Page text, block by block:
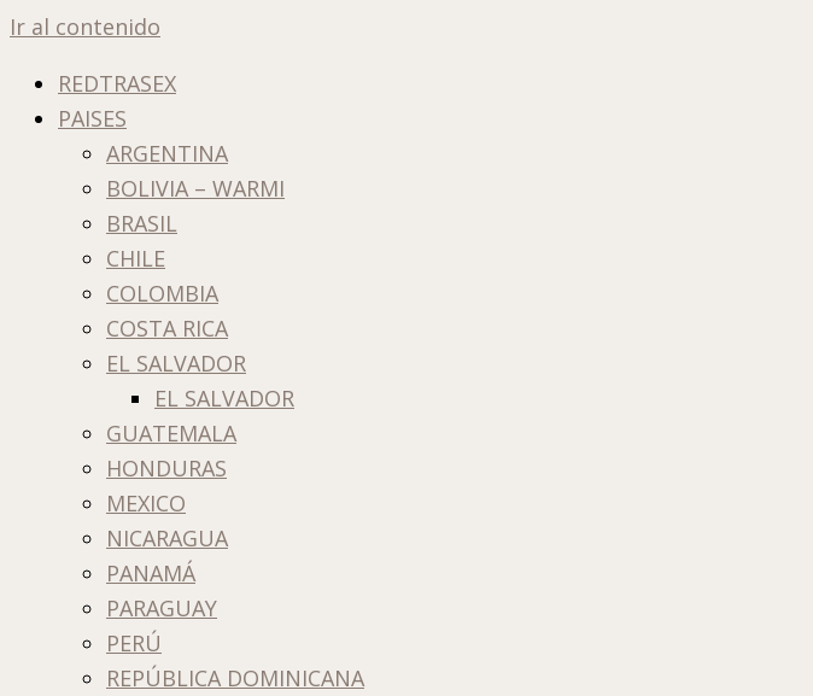
Ir al contenido
REDTRASEX
PAISES
ARGENTINA
BOLIVIA – WARMI
BRASIL
CHILE
COLOMBIA
COSTA RICA
EL SALVADOR
EL SALVADOR
GUATEMALA
HONDURAS
MEXICO
NICARAGUA
PANAMÁ
PARAGUAY
PERÚ
REPÚBLICA DOMINICANA